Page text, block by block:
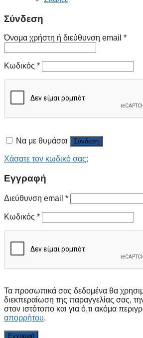
Σύνδεση
Όνομα χρήστη ή διεύθυνση email *
Κωδικός *
Να με θυμάσαι Σύνδεση
Χάσατε τον κωδικό σας;
Εγγραφή
Διεύθυνση email *
Κωδικός *
Τα προσωπικά σας δεδομένα θα
διεκπεραίωση της παραγγελίας σας,
στον ιστότοπο και για ό,τι ακόμα
απορρήτου.
Εγγραφή